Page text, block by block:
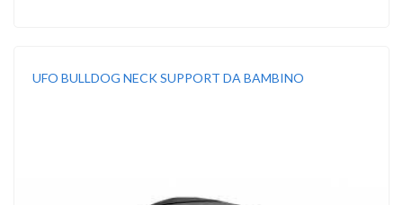
UFO BULLDOG NECK SUPPORT DA BAMBINO